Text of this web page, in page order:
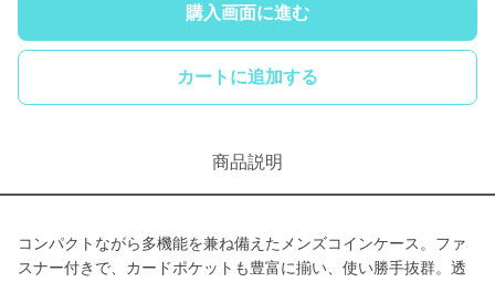
購入画面に進む
カートに追加する
商品説明
コンパクトながら多機能を兼ね備えたメンズコインケース。ファ
スナー付きで、カードポケットも豊富に揃い、使い勝手抜群。透